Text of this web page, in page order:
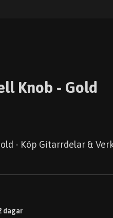
Knob - Gold
- Köp Gitarrdelar &
dagar